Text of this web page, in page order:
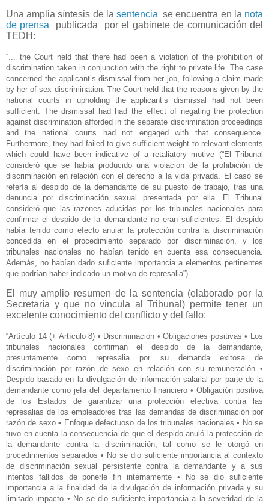
Una amplia síntesis de la sentencia se encuentra en la nota
de prensa
publicada
por el gabinete de comunicación del
TEDH:
“... the Court held that there had been a violation of the prohibition of
discrimination taken in conjunction with the right to private life.The case
concerned the applicant’s dismissal from her job, following a claim made
by her of sex discrimination. The Court held that the reasons given by the
national courts in upholding the applicant’s dismissal had not been
sufficient. The dismissal had had the effect of negating the protection
against discrimination afforded in the separate discrimination proceedings
and the national courts had not engaged with that consequence.
Furthermore, they had failed to give sufficient weight to relevant elements
which could have been indicative of a retaliatory motive (“El Tribunal
consideró que se había producido una violación de la prohibición de
discriminación en relación con el derecho a la vida privada. El caso se
refería al despido de la demandante de su puesto de trabajo, tras una
denuncia por discriminación sexual presentada por ella. El Tribunal
consideró que las razones aducidas por los tribunales nacionales para
confirmar el despido de la demandante no eran suficientes. El despido
había tenido como efecto anular la protección contra la discriminación
concedida en el procedimiento separado por discriminación, y los
tribunales nacionales no habían tenido en cuenta esa consecuencia.
Además, no habían dado suficiente importancia a elementos pertinentes
que podrían haber indicado un motivo de represalia”).
El muy amplio resumen de la sentencia (elaborado por la
Secretaría y que no vincula al Tribunal) permite tener un
excelente conocimiento del conflicto y del fallo:
“Artículo 14 (+ Artículo 8) • Discriminación • Obligaciones positivas • Los
tribunales nacionales confirman el despido de la demandante,
presuntamente como represalia por su demanda exitosa de
discriminación por razón de sexo en relación con su remuneración •
Despido basado en la divulgación de información salarial por parte de la
demandante como jefa del departamento financiero • Obligación positiva
de los Estados de garantizar una protección efectiva contra las
represalias de los empleadores tras las demandas de discriminación por
razón de sexo • Enfoque defectuoso de los tribunales nacionales • No se
tuvo en cuenta la consecuencia de que el despido anuló la protección de
la demandante contra la discriminación, tal como se le otorgó en
procedimientos separados • No se dio suficiente importancia al contexto
de discriminación sexual persistente contra la demandante y a sus
intentos fallidos de ponerle fin internamente • No se dio suficiente
importancia a la finalidad de la divulgación de información privada y su
limitado impacto • No se dio suficiente importancia a la severidad de la